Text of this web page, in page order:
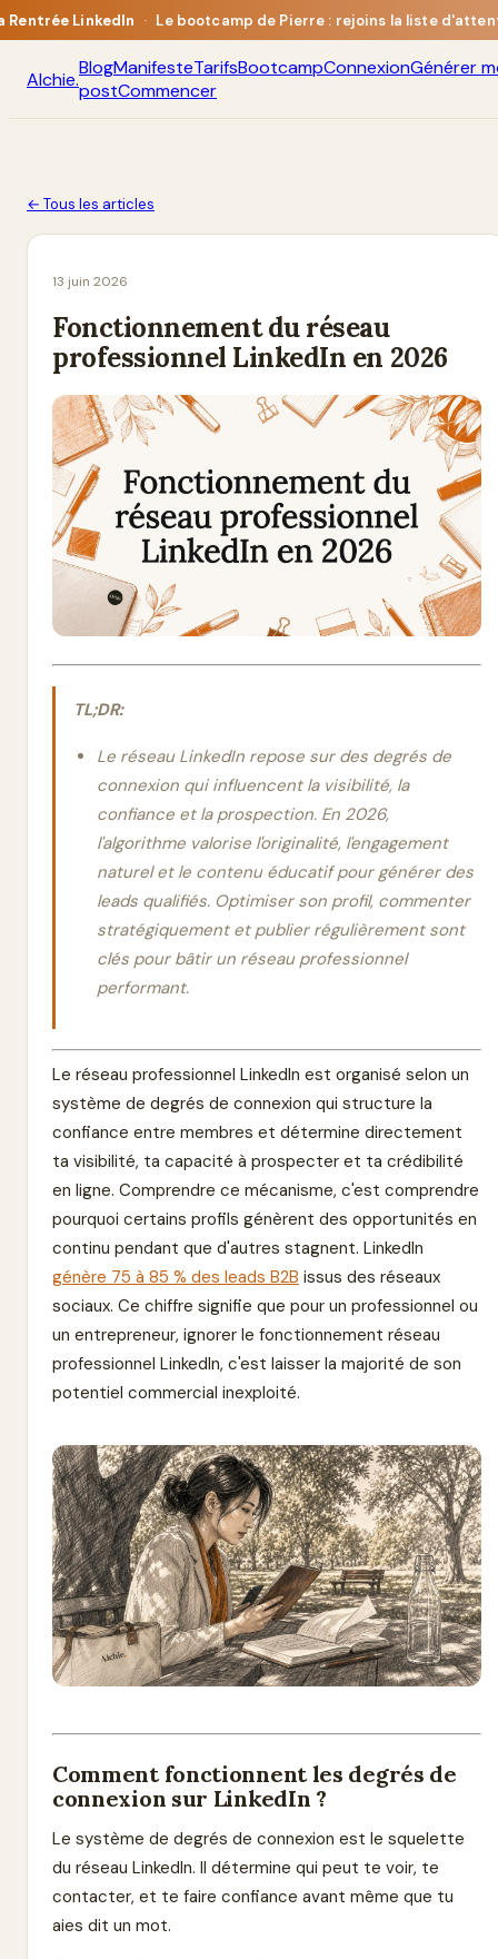
Rentrée LinkedIn · Le bootcamp de Pierre : rejoins la liste
Alchie.BlogManifesteTarifsBootcampConnexionGénérer
postCommencer
← Tous les articles
13 juin 2026
Fonctionnement du réseau
professionnel LinkedIn en 2026
TL;DR:
Le réseau LinkedIn repose sur des degrés de
connexion qui influencent la visibilité, la
confiance et la prospection. En 2026,
l'algorithme valorise l'originalité, l'engagement
naturel et le contenu éducatif pour générer des
leads qualifiés. Optimiser son profil, commenter
stratégiquement et publier régulièrement sont
clés pour bâtir un réseau professionnel
performant.
Le réseau professionnel LinkedIn est organisé selon un
système de degrés de connexion qui structure la
confiance entre membres et détermine directement
ta visibilité, ta capacité à prospecter et ta crédibilité
en ligne. Comprendre ce mécanisme, c'est comprendre
pourquoi certains profils génèrent des opportunités en
continu pendant que d'autres stagnent. LinkedIn
génère 75 à 85 % des leads B2B issus des réseaux
sociaux. Ce chiffre signifie que pour un professionnel ou
un entrepreneur, ignorer le fonctionnement réseau
professionnel LinkedIn, c'est laisser la majorité de son
potentiel commercial inexploité.
Comment fonctionnent les degrés de
connexion sur LinkedIn ?
Le système de degrés de connexion est le squelette
du réseau LinkedIn. Il détermine qui peut te voir, te
contacter, et te faire confiance avant même que tu
aies dit un mot.